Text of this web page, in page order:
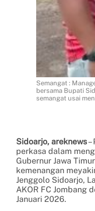
Semangat :
bersama Bupati
semangat usai
Sidoarjo, areknews–
perkasa dalam
Gubernur Jawa
kemenangan
Jenggolo Sidoarjo,
AKOR FC Jombang
Januari 2026.